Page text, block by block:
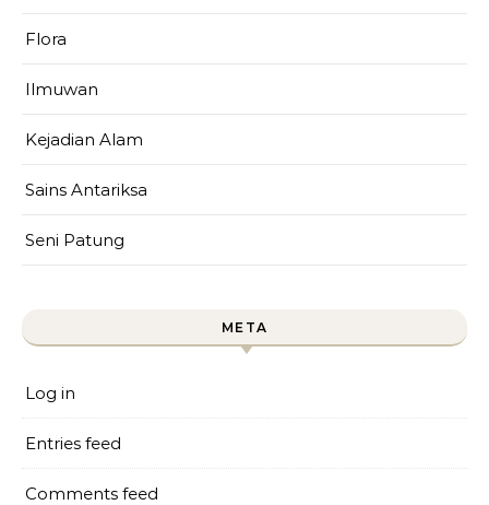
Flora
Ilmuwan
Kejadian Alam
Sains Antariksa
Seni Patung
META
Log in
Entries feed
Comments feed